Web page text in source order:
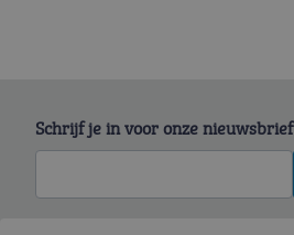
Schrijf je in voor onze nieuwsbrief